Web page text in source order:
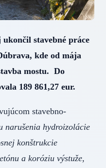
stavebné práce
kde od mája
mostu. Do
189 861,27 eur.
stavebno-
narušenia hydroizolácie
konštrukcie
a koróziu výstuže,